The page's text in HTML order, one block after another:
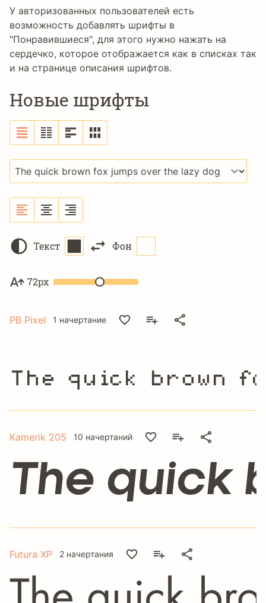
У авторизованных пользователей есть
возможность добавлять шрифты в
"Понравившиеся", для этого нужно нажать на
сердечко, которое отображается как в списках так
и на странице описания шрифтов.
Новые шрифты
Текст Фон
72px
PB Pixel 1 начертание
The quick brown
Kamerik 205 10 начертаний
The quick
Futura XP 2 начертания